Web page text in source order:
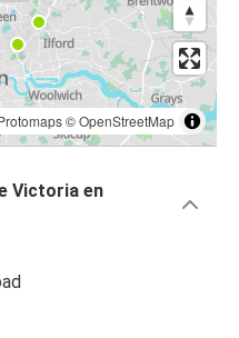
©OpenStreetMap
Victoria en